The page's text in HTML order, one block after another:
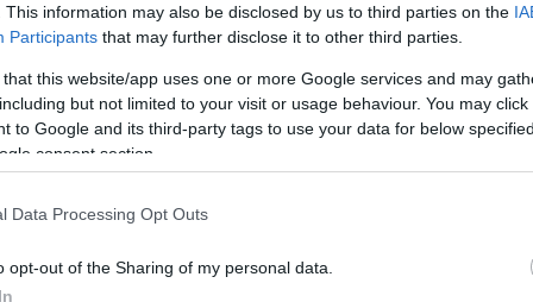
This information may also be disclosed by us to third parties on the
Participants that may further disclose it to other third parties.
that this website/app uses one or more Google services and may
but not limited to your visit or usage behaviour. You may
to Google and its third-party tags to use your data for below
consent section.
Data Processing Opt Outs
opt-out of the Sharing of my personal data.
ίδιο, τα στοιχεία στα οποία βασίζεται η
από «εμπεριστατωμένες και
έρευνες» της ΕΛ.Α.Σ. και οδηγούν σε ένα
αποτέλεσμα που το κόμμα εμφανίζει ως
«Συγκεκριμένα σήμερα, ο
ότι θα αυξήσουμε το 5% στο
προϋπολογισμένο με συγκεκριμένο